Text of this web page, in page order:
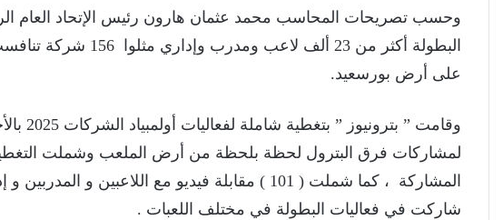
وحسب تصريحات المحاسب محمد عثمان هارون رئيس الإتحاد العام
البطولة أكثر من 23 ألف
على أرض بورسعيد.
وقامت
المشاركة ، كما شملت ( 101 ) مقابلة فيديو مع
شاركت في فعاليات البطولة في مختلف اللعبات .